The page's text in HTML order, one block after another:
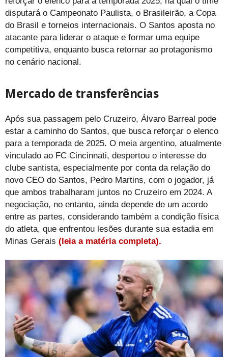
disputará o Campeonato Paulista, o Brasileirão, a Copa
do Brasil e torneios internacionais. O Santos aposta no
atacante para liderar o ataque e formar uma equipe
competitiva, enquanto busca retornar ao protagonismo
no cenário nacional.
Mercado de transferências
Após sua passagem pelo Cruzeiro, Álvaro Barreal pode
estar a caminho do Santos, que busca reforçar o elenco
para a temporada de 2025. O meia argentino, atualmente
vinculado ao FC Cincinnati, despertou o interesse do
clube santista, especialmente por conta da relação do
novo CEO do Santos, Pedro Martins, com o jogador, já
que ambos trabalharam juntos no Cruzeiro em 2024. A
negociação, no entanto, ainda depende de um acordo
entre as partes, considerando também a condição física
do atleta, que enfrentou lesões durante sua estadia em
Minas Gerais (leia a matéria completa).